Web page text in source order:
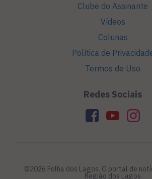
Clube do Assinante
Vídeos
Colunas
Política de
Termos de Uso
Redes Sociais
©2026 Folha dos Lagos. O portal de
Região dos Lagos